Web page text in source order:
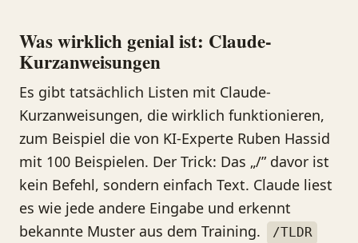
Was wirklich genial ist: Claude-
Kurzanweisungen
Es gibt tatsächlich Listen mit Claude-
Kurzanweisungen, die wirklich funktionieren,
zum Beispiel die von KI-Experte Ruben Hassid
mit 100 Beispielen. Der Trick: Das „/” davor ist
kein Befehl, sondern einfach Text. Claude liest
es wie jede andere Eingabe und erkennt
bekannte Muster aus dem Training.
/TLDR